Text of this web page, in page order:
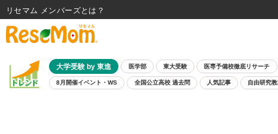
大学受験 by 東進 医学部 東大受験 医専予備校徹底リサーチ
8月開催イベント・WS 全国公立高校 過去問 人気記事 自由研究
リセマム メンバーズ